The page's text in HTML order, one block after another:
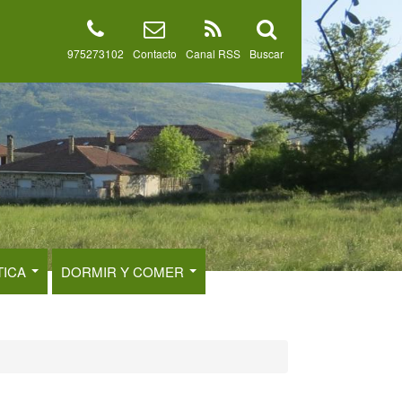
Buscar
Canal RSS
Contacto
975273102
DORMIR Y COMER